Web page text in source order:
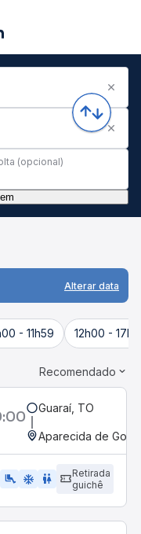
(opcional)
Alterar data
- 11h59 12h00 -
Recomendado
Guaraí, TO
Aparecida de
airline_seat_legroom_extra ac_unit WC
Retirada
guichê